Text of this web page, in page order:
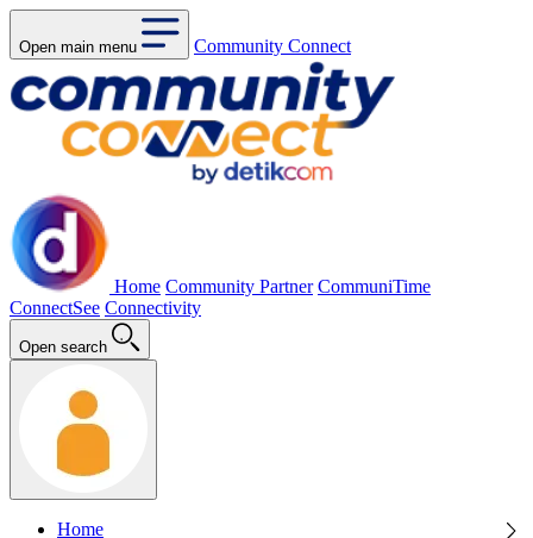
Open main menu Community Connect
Home Community Partner CommuniTime
ConnectSee Connectivity
Open search
Home